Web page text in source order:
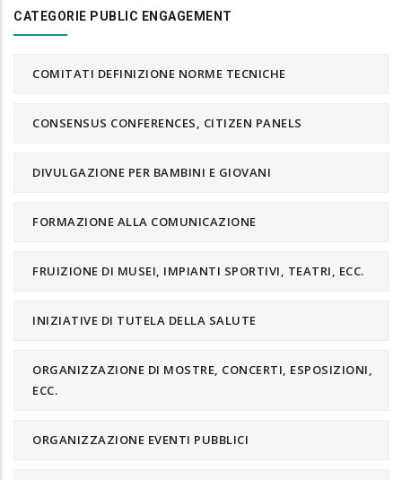
CATEGORIE PUBLIC ENGAGEMENT
COMITATI DEFINIZIONE NORME TECNICHE
CONSENSUS CONFERENCES, CITIZEN PANELS
DIVULGAZIONE PER BAMBINI E GIOVANI
FORMAZIONE ALLA COMUNICAZIONE
FRUIZIONE DI MUSEI, IMPIANTI SPORTIVI, TEATRI, ECC.
INIZIATIVE DI TUTELA DELLA SALUTE
ORGANIZZAZIONE DI MOSTRE, CONCERTI, ESPOSIZIONI,
ECC.
ORGANIZZAZIONE EVENTI PUBBLICI